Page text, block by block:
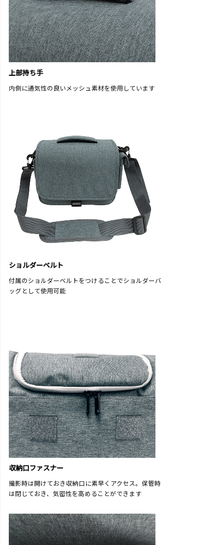
上部持ち手
内側に通気性の良いメッシュ素材を使用しています
ショルダーベルト
付属のショルダーベルトをつけることでショルダーバ
ッグとして使用可能
収納口ファスナー
撮影時は開けておき収納口に素早くアクセス。保管時
は閉じておき、気密性を高めることができます